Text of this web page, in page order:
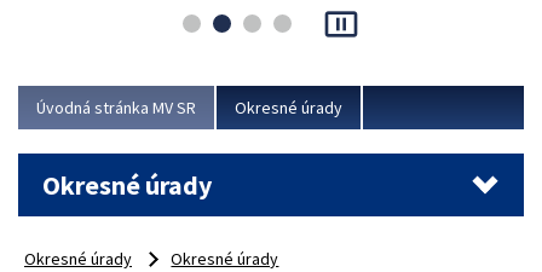
asociácie poisťovní (SLASPO) a Ministerstva vnútra SR.
Viac
pause_presentation
Úvodná stránka MV SR Okresné úrady
Okresné úrady
Okresné úrady
Okresné úrady